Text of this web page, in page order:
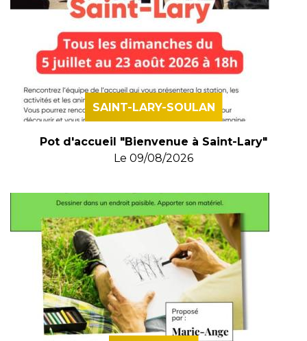
SAINT-LARY-SOULAN
Pot d'accueil "Bienvenue à Saint-Lary"
Le 09/08/2026